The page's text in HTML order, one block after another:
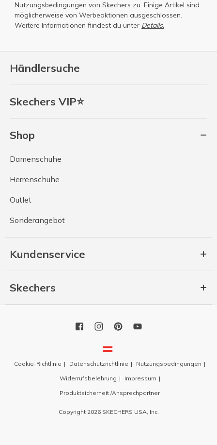
Händlersuche
Skechers VIP⭐
Shop
Damenschuhe
Herrenschuhe
Outlet
Sonderangebot
Kundenservice
Skechers
Nutzungsbedingungen von Skechers zu. Einige Artikel sind
möglicherweise von Werbeaktionen ausgeschlossen.
Weitere Informationen fiindest du unter Details.
Cookie-Richtlinie Datenschutzrichtlinie
Nutzungsbedingungen
Widerrufsbelehrung
Impressum
Produktsicherheit /Ansprechpartner
Copyright 2026 SKECHERS USA, Inc.